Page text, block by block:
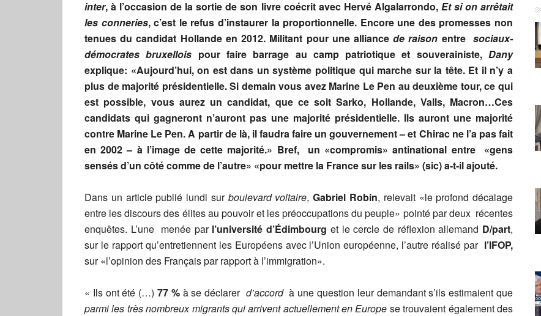
inter, à l’occasion de la sortie de son livre coécrit avec Hervé Algalarrondo, Et si on arrêtait
les conneries, c’est le refus d’instaurer la proportionnelle. Encore une des promesses non
tenues du candidat Hollande en 2012. Militant pour une alliancede raison entresociaux-
démocrates bruxellois pour faire barrage au camp patriotique et souverainiste,Dany
explique: «Aujourd’hui, on est dans un système politique qui marche sur la tête. Et il n’y a
plus de majorité présidentielle. Si demain vous avez Marine Le Pen au deuxième tour, ce qui
est possible, vous aurez un candidat, que ce soit Sarko, Hollande, Valls, Macron…Ces
candidats qui gagneront n’auront pas une majorité présidentielle. Ils auront une majorité
contre Marine Le Pen. A partir de là, il faudra faire un gouvernement – et Chirac ne l’a pas fait
en 2002 – à l’image de cette majorité.» Bref, un «compromis» antinational entre «gens
sensés d’un côté comme de l’autre» «pour mettre la France sur les rails» (sic) a-t-il ajouté.
Dans un article publié lundi sur boulevard voltaire,Gabriel Robin, relevait «le profond décalage
entre les discours des élites au pouvoir et les préoccupations du peuple» pointé par deux récentes
enquêtes. L’une menée par l’université d’Édimbourg et le cercle de réflexion allemand D/part,
sur le rapport qu’entretiennent les Européens avec l’Union européenne, l’autre réalisé par l’IFOP,
sur «l’opinion des Français par rapport à l’immigration».
« Ils ont été (…) 77 %à se déclarer d’accordà une question leur demandant s’ils estimaient que
parmi les très nombreux migrants qui arrivent actuellement en Europe se trouvaient également des